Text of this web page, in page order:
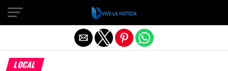
LOCAL
Salir de la versión móvil